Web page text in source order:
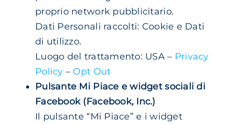
proprio network pubblicitario.
Dati Personali raccolti: Cookie e Dati
di utilizzo.
Luogo del trattamento: USA – Privacy
Policy – Opt Out
Pulsante Mi Piace e widget sociali di
Facebook (Facebook, Inc.)
Il pulsante “Mi Piace” e i widget